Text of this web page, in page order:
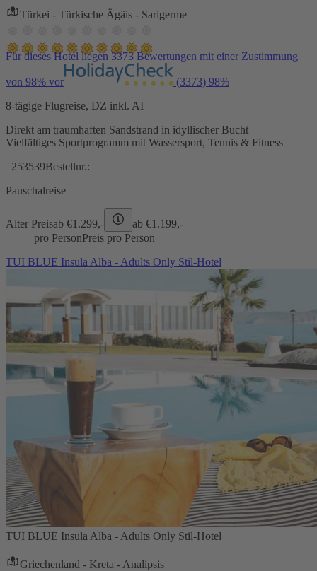
Türkei - Türkische Ägäis - Sarigerme
Für dieses Hotel liegen 3373 Bewertungen mit einer Zustimmung
von 98% vor (3373) 98%
8-tägige Flugreise, DZ inkl. AI
Direkt am traumhaften Sandstrand in idyllischer Bucht
Vielfältiges Sportprogramm mit Wassersport, Tennis & Fitness
253539Bestellnr.:
Pauschalreise
Alter Preisab €1.299,- ab €1.199,-
pro PersonPreis pro Person
TUI BLUE Insula Alba - Adults Only Stil-Hotel
TUI BLUE Insula Alba - Adults Only Stil-Hotel
Griechenland - Kreta - Analipsis